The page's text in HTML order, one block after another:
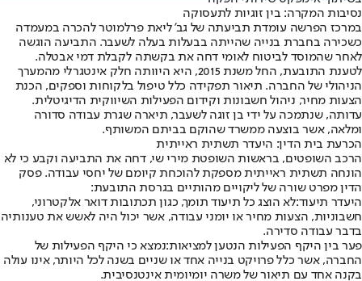
נסיבות המקרה: בין זוגיות לתעסוקה
במרכז הפרשה עומדת תביעתה של גב' ליאת פרלמוטר להכרה במעמדה
כשכירה בחברת בנייה שהייתה בבעלות בעלה לשעבר. התביעה הוגשה
לאחר שהמוסד לביטוח לאומי דחה את בקשתה לקבלת דמי אבטלה.
לטענת התובעת, החל משנת 2015, היא היוותה חלק אינטגרלי מהמערך
הניהולי של החברה. תיאור תפקידה כלל טיפול בלקוחות וספקים, הכנת
הצעות מחיר, ניהול חשבונות וקידום הפעילות השיווקית הדיגיטלית.
עדותה, שנתמכה על ידי בן זוגה לשעבר, תיארה שגרת עבודה סדורה
ומלאה, אשר בוצעה ממשרד שהוקם בביתם המשותף.
הכרעת בית הדין: היעדר תשתית ראייתית
הרכב השופטים, בראשות השופטת מירי שי, דחה את התביעה וקבע כי לא
הונחה תשתית ראייתית מספקת להוכחת קיומם של יחסי עבודה. פסק
הדין מפרט שורה של ליקויים מהותיים בגרסת התובעת:
היעדר תיעוד:לא הוצג כל תיעוד תומך, כגון תכתובות דואר אלקטרוני,
חשבוניות, הצעות מחיר או יומני עבודה, אשר יכול היה לאשש את טענותיה
בדבר עבודה סדירה.
פער בין היקף הפעילות הנטען למציאות:נמצא כי היקף הפעילות של
החברה, אשר כלל פרויקט בנייה אחד או שניים בשנה לכל היותר, אינו עולה
בקנה אחד עם תיאור של משרה יומיומית אינטנסיבית.